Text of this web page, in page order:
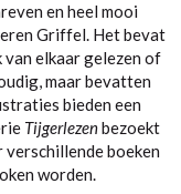
en heel mooi
Griffel. Het bevat
elkaar gelezen of
maar bevatten
bieden een
Tijgerlezenbezoekt
boeken
worden.